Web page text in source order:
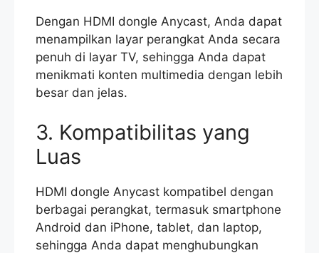
Dengan HDMI dongle Anycast, Anda dapat
menampilkan layar perangkat Anda secara
penuh di layar TV, sehingga Anda dapat
menikmati konten multimedia dengan lebih
besar dan jelas.
3. Kompatibilitas yang
Luas
HDMI dongle Anycast kompatibel dengan
berbagai perangkat, termasuk smartphone
Android dan iPhone, tablet, dan laptop,
sehingga Anda dapat menghubungkan